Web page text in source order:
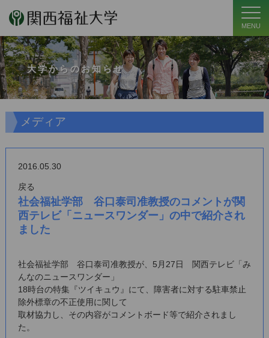
MENU
大学からのお知らせ
メディア
2016.05.30
戻る
社会福祉学部 谷口泰司准教授のコメントが関
西テレビ「ニュースワンダー」の中で紹介され
ました
社会福祉学部 谷口泰司准教授が、5月27日 関西テレビ「 み
んなのニュースワンダー 」
18時台の特集『ツイキュウ』にて、障害者に対する駐車禁止
除外標章の不正使用に関して
取材協力し、その内容がコメントボード等で紹介されまし
た。